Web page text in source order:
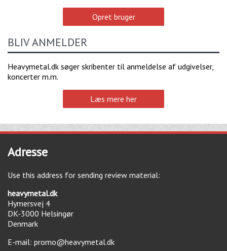
Opret bruger
BLIV ANMELDER
Heavymetal.dk søger skribenter til anmeldelse af udgivelser,
koncerter m.m.
Læs mere her
Adresse
Use this address for sending review material:
heavymetal.dk
Hymersvej 4
DK-3000 Helsingør
Denmark
E-mail: promo@heavymetal.dk